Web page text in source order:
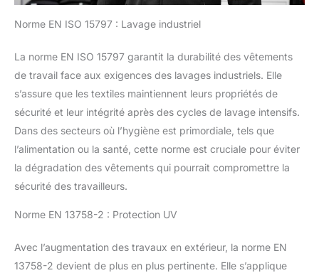
Norme EN ISO 15797 : Lavage industriel
La norme EN ISO 15797 garantit la durabilité des vêtements
de travail face aux exigences des lavages industriels. Elle
s’assure que les textiles maintiennent leurs propriétés de
sécurité et leur intégrité après des cycles de lavage intensifs.
Dans des secteurs où l’hygiène est primordiale, tels que
l’alimentation ou la santé, cette norme est cruciale pour éviter
la dégradation des vêtements qui pourrait compromettre la
sécurité des travailleurs.
Norme EN 13758-2 : Protection UV
Avec l’augmentation des travaux en extérieur, la norme EN
13758-2 devient de plus en plus pertinente. Elle s’applique